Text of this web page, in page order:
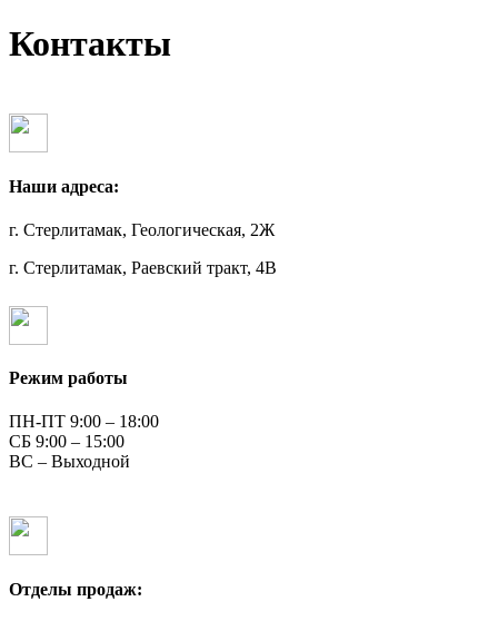
Контакты
Наши адреса:
г. Стерлитамак, Геологическая, 2Ж
г. Стерлитамак, Раевский тракт, 4В
Режим работы
ПН-ПТ 9:00 – 18:00
СБ 9:00 – 15:00
ВС – Выходной
Отделы продаж: